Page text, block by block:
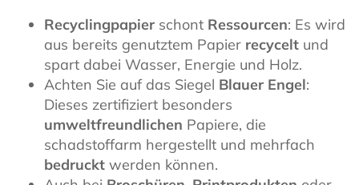
Recyclingpapier schont Ressourcen: Es wird
aus bereits genutztem Papier recycelt und
spart dabei Wasser, Energie und Holz.
Achten Sie auf das Siegel Blauer Engel:
Dieses zertifiziert besonders
umweltfreundlichen Papiere, die
schadstoffarm hergestellt und mehrfach
bedruckt werden können.